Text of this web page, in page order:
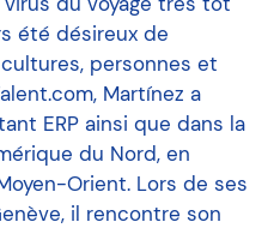
été désireux de
personnes et
Martínez a
ERP ainsi que dans la
du Nord, en
Orient. Lors de ses
il rencontre son